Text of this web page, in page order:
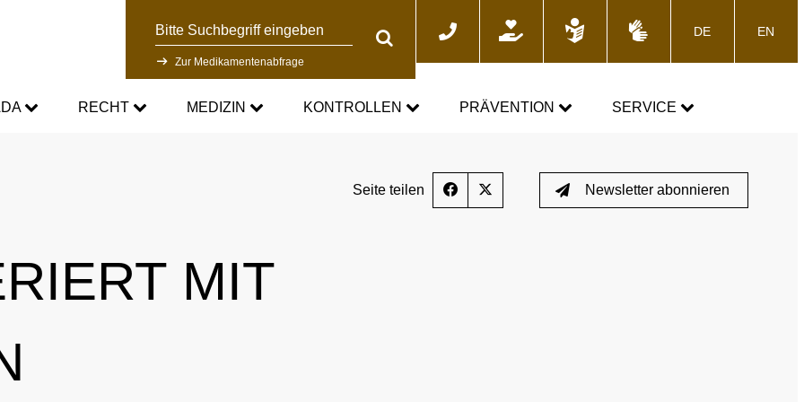
Suche
Suche
Zur Medikamentenabfrage
DE EN
RECHT MEDIZIN
Kortison im Sport
KONTROLLEN PRÄVENTION
GEMEINSAM GEGEN DOPING
SERVICE
News
Seite teilen Newsletter abonnieren
MIT